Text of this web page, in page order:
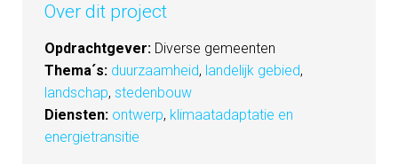
Over dit project
Opdrachtgever: Diverse gemeenten
Thema´s: duurzaamheid, landelijk gebied,
landschap, stedenbouw
Diensten: ontwerp, klimaatadaptatie en
energietransitie